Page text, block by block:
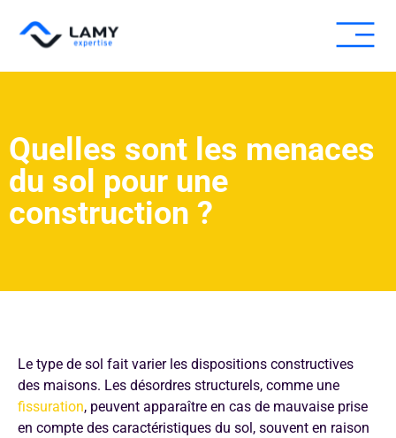
Quelles sont les menaces
du sol pour une
construction ?
Le type de sol fait varier les dispositions constructives
des maisons. Les désordres structurels, comme une
fissuration, peuvent apparaître en cas de mauvaise prise
en compte des caractéristiques du sol, souvent en raison